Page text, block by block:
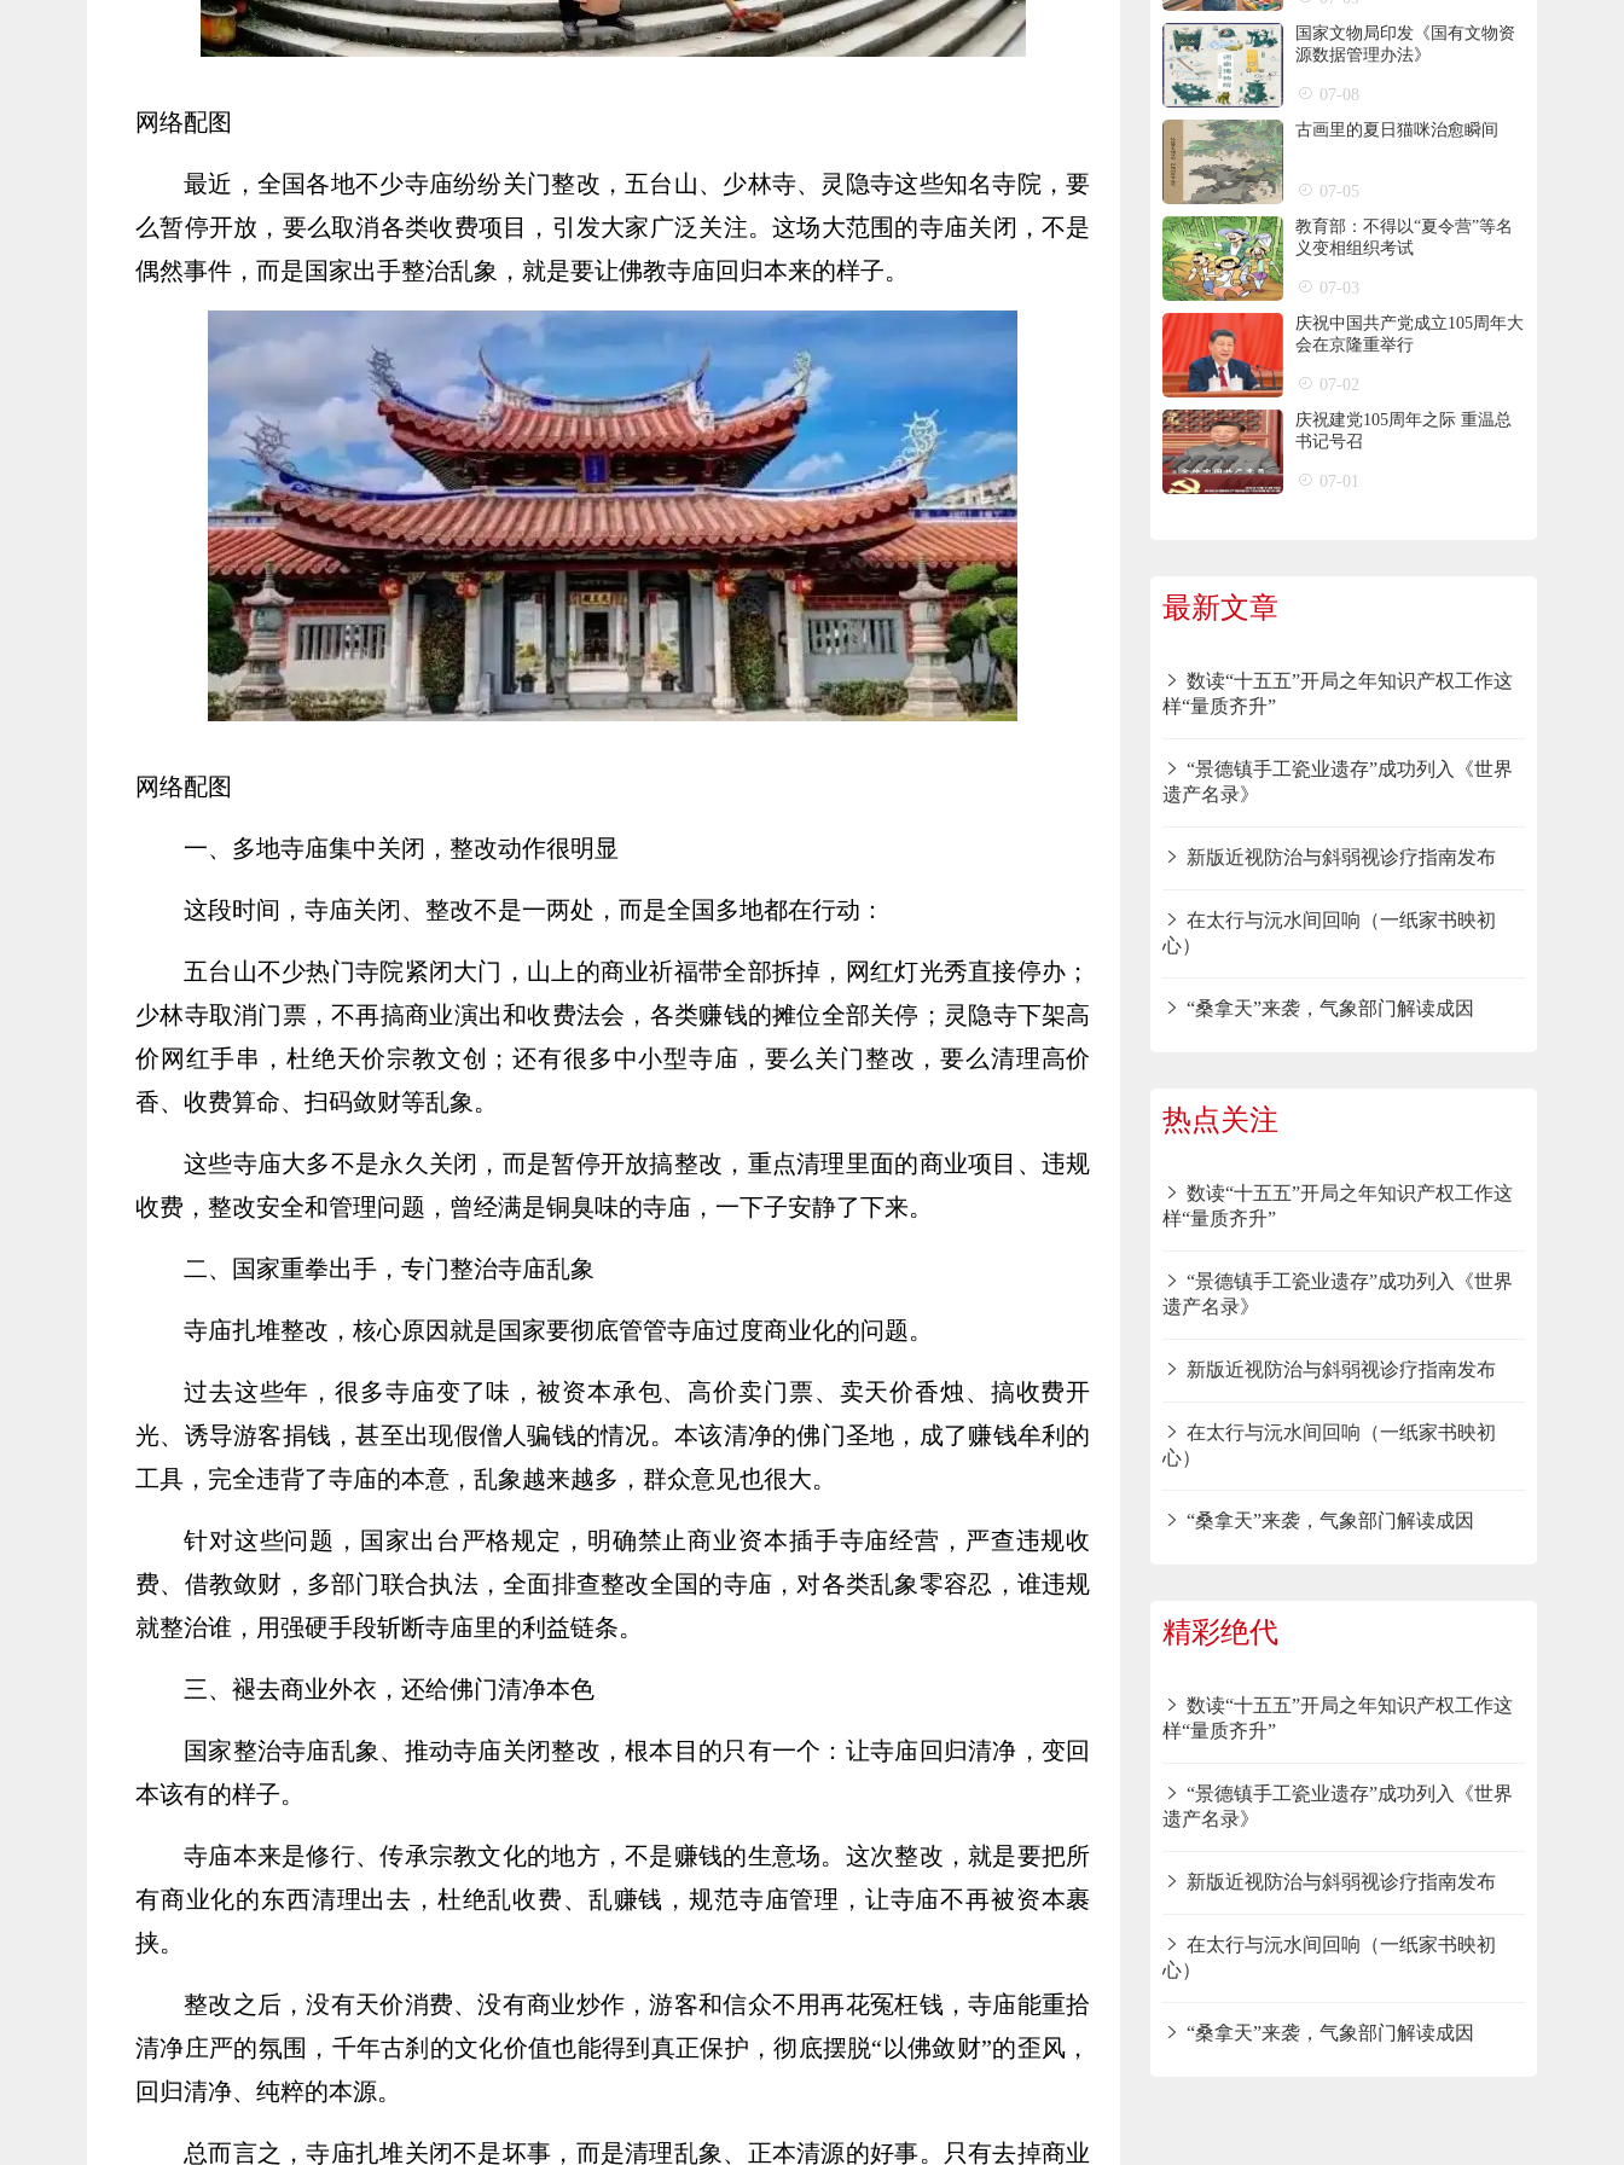
网络配图
最近，全国各地不少寺庙纷纷关门整改，五台山、少林寺、灵隐寺这些知名寺院，要
么暂停开放，要么取消各类收费项目，引发大家广泛关注。这场大范围的寺庙关闭，不是
偶然事件，而是国家出手整治乱象，就是要让佛教寺庙回归本来的样子。
网络配图
一、多地寺庙集中关闭，整改动作很明显
这段时间，寺庙关闭、整改不是一两处，而是全国多地都在行动：
五台山不少热门寺院紧闭大门，山上的商业祈福带全部拆掉，网红灯光秀直接停办；
少林寺取消门票，不再搞商业演出和收费法会，各类赚钱的摊位全部关停；灵隐寺下架高
价网红手串，杜绝天价宗教文创；还有很多中小型寺庙，要么关门整改，要么清理高价
香、收费算命、扫码敛财等乱象。
这些寺庙大多不是永久关闭，而是暂停开放搞整改，重点清理里面的商业项目、违规
收费，整改安全和管理问题，曾经满是铜臭味的寺庙，一下子安静了下来。
二、国家重拳出手，专门整治寺庙乱象
寺庙扎堆整改，核心原因就是国家要彻底管管寺庙过度商业化的问题。
过去这些年，很多寺庙变了味，被资本承包、高价卖门票、卖天价香烛、搞收费开
光、诱导游客捐钱，甚至出现假僧人骗钱的情况。本该清净的佛门圣地，成了赚钱牟利的
工具，完全违背了寺庙的本意，乱象越来越多，群众意见也很大。
针对这些问题，国家出台严格规定，明确禁止商业资本插手寺庙经营，严查违规收
费、借教敛财，多部门联合执法，全面排查整改全国的寺庙，对各类乱象零容忍，谁违规
就整治谁，用强硬手段斩断寺庙里的利益链条。
三、褪去商业外衣，还给佛门清净本色
国家整治寺庙乱象、推动寺庙关闭整改，根本目的只有一个：让寺庙回归清净，变回
本该有的样子。
寺庙本来是修行、传承宗教文化的地方，不是赚钱的生意场。这次整改，就是要把所
有商业化的东西清理出去，杜绝乱收费、乱赚钱，规范寺庙管理，让寺庙不再被资本裹
挟。
整改之后，没有天价消费、没有商业炒作，游客和信众不用再花冤枉钱，寺庙能重拾
清净庄严的氛围，千年古刹的文化价值也能得到真正保护，彻底摆脱“以佛敛财”的歪风，
回归清净、纯粹的本源。
总而言之，寺庙扎堆关闭不是坏事，而是清理乱象、正本清源的好事。只有去掉商业
国家文物局印发《国有文物资
源数据管理办法》
07-08
古画里的夏日猫咪治愈瞬间
07-05
教育部：不得以“夏令营”等名
义变相组织考试
07-03
庆祝中国共产党成立105周年大
会在京隆重举行
07-02
庆祝建党105周年之际 重温总
书记号召
07-01
最新文章
数读“十五五”开局之年知识产权工作这
样“量质齐升”
“景德镇手工瓷业遗存”成功列入《世界
遗产名录》
新版近视防治与斜弱视诊疗指南发布
在太行与沅水间回响（一纸家书映初
心）
“桑拿天”来袭，气象部门解读成因
热点关注
数读“十五五”开局之年知识产权工作这
样“量质齐升”
“景德镇手工瓷业遗存”成功列入《世界
遗产名录》
新版近视防治与斜弱视诊疗指南发布
在太行与沅水间回响（一纸家书映初
心）
“桑拿天”来袭，气象部门解读成因
精彩绝代
数读“十五五”开局之年知识产权工作这
样“量质齐升”
“景德镇手工瓷业遗存”成功列入《世界
遗产名录》
新版近视防治与斜弱视诊疗指南发布
在太行与沅水间回响（一纸家书映初
心）
“桑拿天”来袭，气象部门解读成因